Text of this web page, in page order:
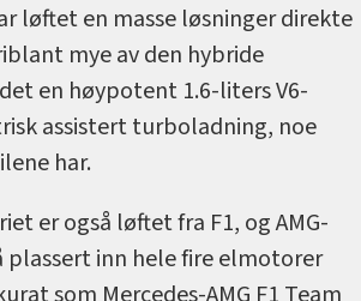
løftet en masse løsninger direkte
mye av den hybride
en høypotent 1.6-liters V6-
assistert turboladning, noe
har.
er også løftet fra F1, og AMG-
plassert inn hele fire elmotorer